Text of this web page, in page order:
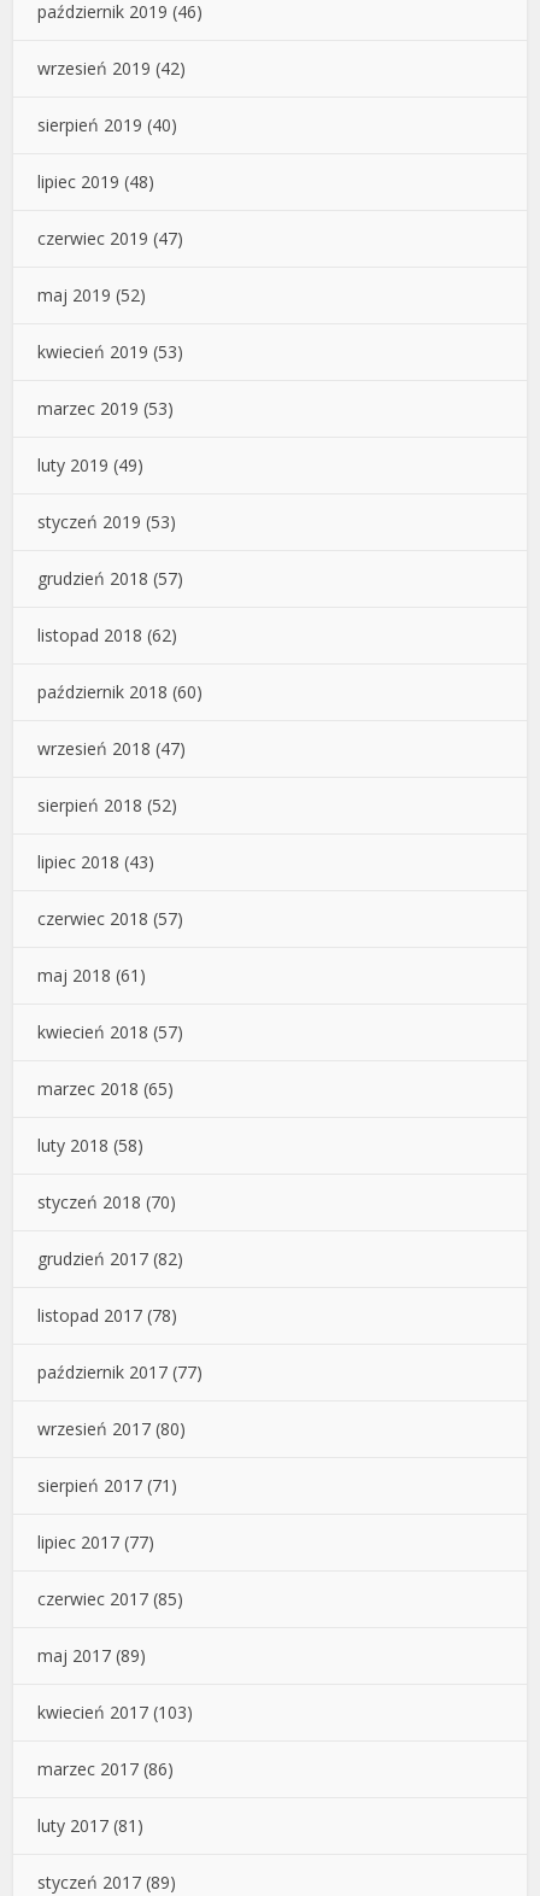
październik 2019 (46)
wrzesień 2019 (42)
sierpień 2019 (40)
lipiec 2019 (48)
czerwiec 2019 (47)
maj 2019 (52)
kwiecień 2019 (53)
marzec 2019 (53)
luty 2019 (49)
styczeń 2019 (53)
grudzień 2018 (57)
listopad 2018 (62)
październik 2018 (60)
wrzesień 2018 (47)
sierpień 2018 (52)
lipiec 2018 (43)
czerwiec 2018 (57)
maj 2018 (61)
kwiecień 2018 (57)
marzec 2018 (65)
luty 2018 (58)
styczeń 2018 (70)
grudzień 2017 (82)
listopad 2017 (78)
październik 2017 (77)
wrzesień 2017 (80)
sierpień 2017 (71)
lipiec 2017 (77)
czerwiec 2017 (85)
maj 2017 (89)
kwiecień 2017 (103)
marzec 2017 (86)
luty 2017 (81)
styczeń 2017 (89)